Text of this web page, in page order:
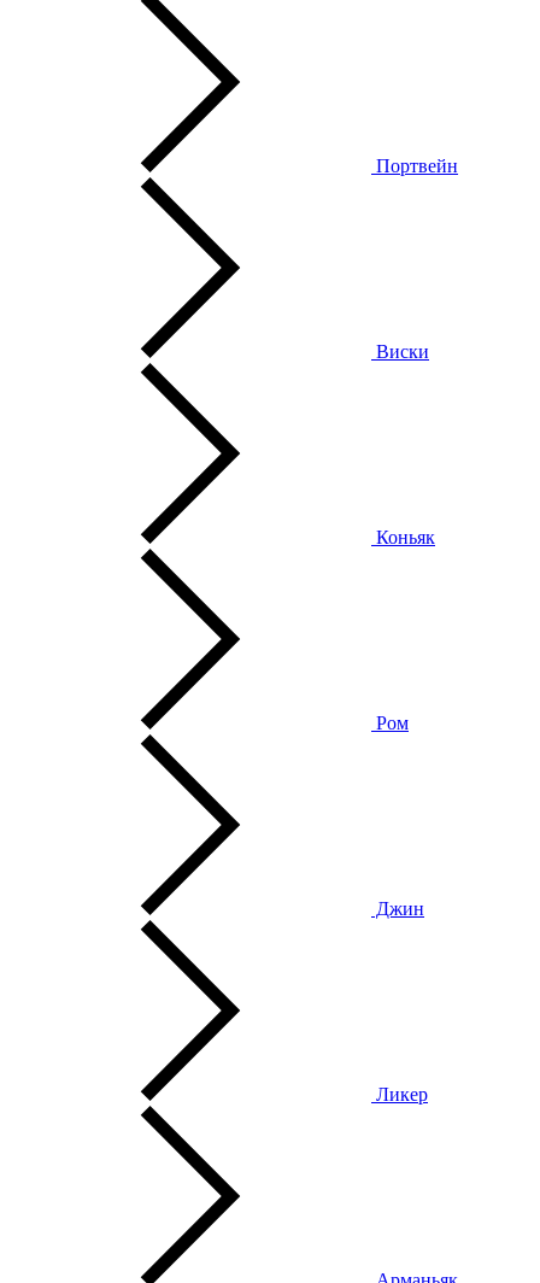
Портвейн
Виски
Коньяк
Ром
Джин
Ликер